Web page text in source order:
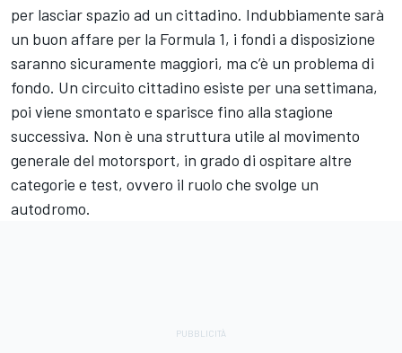
per lasciar spazio ad un cittadino. Indubbiamente sarà
un buon affare per la Formula 1, i fondi a disposizione
saranno sicuramente maggiori, ma c’è un problema di
fondo. Un circuito cittadino esiste per una settimana,
poi viene smontato e sparisce fino alla stagione
successiva. Non è una struttura utile al movimento
generale del motorsport, in grado di ospitare altre
categorie e test, ovvero il ruolo che svolge un
autodromo.